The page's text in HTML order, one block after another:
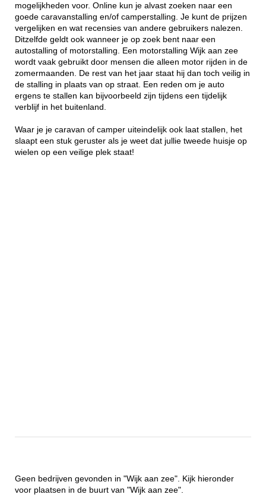
mogelijkheden voor. Online kun je alvast zoeken naar een
goede caravanstalling en/of camperstalling. Je kunt de prijzen
vergelijken en wat recensies van andere gebruikers nalezen.
Ditzelfde geldt ook wanneer je op zoek bent naar een
autostalling of motorstalling. Een motorstalling Wijk aan zee
wordt vaak gebruikt door mensen die alleen motor rijden in de
zomermaanden. De rest van het jaar staat hij dan toch veilig in
de stalling in plaats van op straat. Een reden om je auto
ergens te stallen kan bijvoorbeeld zijn tijdens een tijdelijk
verblijf in het buitenland.
Waar je je caravan of camper uiteindelijk ook laat stallen, het
slaapt een stuk geruster als je weet dat jullie tweede huisje op
wielen op een veilige plek staat!
Geen bedrijven gevonden in "Wijk aan zee". Kijk hieronder
voor plaatsen in de buurt van "Wijk aan zee".